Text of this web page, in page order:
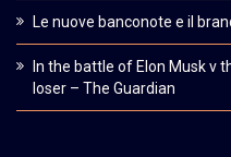
Le nuove banconote e il
In the battle of Elon Musk v
loser – The Guardian